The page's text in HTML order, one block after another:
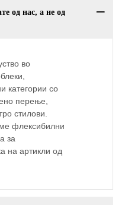
од нас, а не од
во
категории со
перење,
стилови.
флексибилни
за
на артикли од